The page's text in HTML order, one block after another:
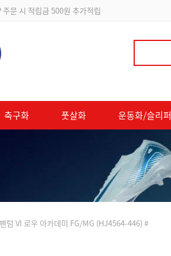
입 시 최대 2% 적립 및 할인 쿠폰 지급
축구화 풋살화 운동화/슬리퍼
텀 VI 로우 아카데미 FG/MG (HJ4564-446) #